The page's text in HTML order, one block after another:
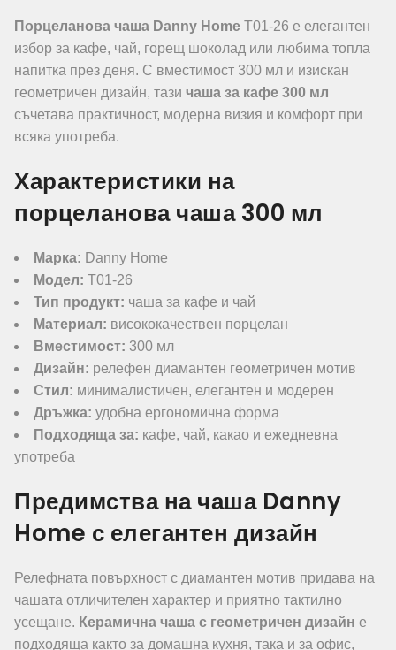
Порцеланова чаша Danny Home T01-26 е елегантен
избор за кафе, чай, горещ шоколад или любима топла
напитка през деня. С вместимост 300 мл и изискан
геометричен дизайн, тази чаша за кафе 300 мл
съчетава практичност, модерна визия и комфорт при
всяка употреба.
Характеристики на
порцеланова чаша 300 мл
Марка: Danny Home
Модел: T01-26
Тип продукт: чаша за кафе и чай
Материал: висококачествен порцелан
Вместимост: 300 мл
Дизайн: релефен диамантен геометричен мотив
Стил: минималистичен, елегантен и модерен
Дръжка: удобна ергономична форма
Подходяща за: кафе, чай, какао и ежедневна
употреба
Предимства на чаша Danny
Home с елегантен дизайн
Релефната повърхност с диамантен мотив придава на
чашата отличителен характер и приятно тактилно
усещане. Керамична чаша с геометричен дизайн е
подходяща както за домашна кухня, така и за офис,